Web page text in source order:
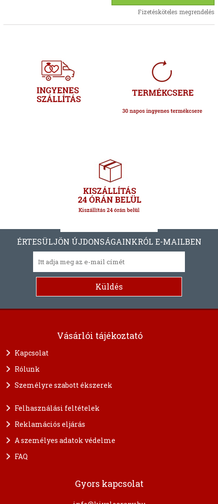
Fizetésköteles megrendelés
ÉRTESÜLJÖN ÚJDONSÁGAINKRÓL E-MAILBEN
Vásárlói tájékoztató
Kapcsolat
Rólunk
Személyre szabott ékszerek
Felhasználási feltételek
Reklamációs eljárás
A személyes adatok védelme
FAQ
Gyors kapcsolat